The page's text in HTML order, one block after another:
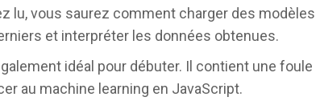
lu, vous saurez comment charger des modèles
et interpréter les données obtenues.
idéal pour débuter. Il contient une foule
au machine learning en JavaScript.